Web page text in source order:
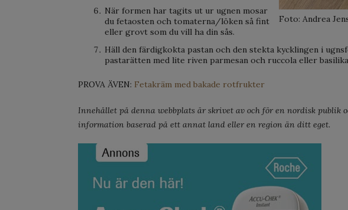
Foto: Andrea
När formen har tagits ut ur ugnen mosar
du fetaosten och tomaterna/löken så fint
eller grovt som du vill ha din sås.
Häll den färdigkokta pastan och den stekta kycklingen i
pastarätten med lite riven parmesan och ruccola eller
PROVA ÄVEN: Fetakräm med bakade rotfrukter
Innehållet på denna webbplats är skrivet av och för en nordisk publik
information baserad på ett annat land eller en region än ditt eget.